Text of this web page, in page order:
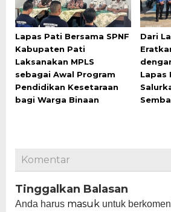
Lapas Pati Bersama SPNF
Kabupaten Pati
Laksanakan MPLS
sebagai Awal Program
Pendidikan Kesetaraan
bagi Warga Binaan
Dari
Lapas
Komentar
Tinggalkan Balasan
Anda harus masuk untuk